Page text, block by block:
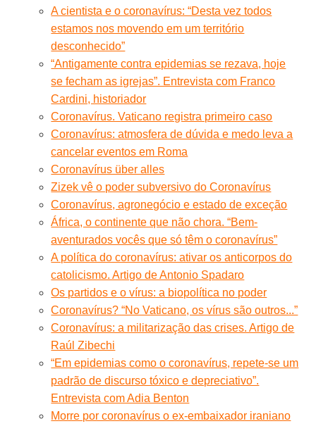
A cientista e o coronavírus: “Desta vez todos
estamos nos movendo em um território
desconhecido”
“Antigamente contra epidemias se rezava, hoje
se fecham as igrejas”. Entrevista com Franco
Cardini, historiador
Coronavírus. Vaticano registra primeiro caso
Coronavírus: atmosfera de dúvida e medo leva a
cancelar eventos em Roma
Coronavírus über alles
Zizek vê o poder subversivo do Coronavírus
Coronavírus, agronegócio e estado de exceção
África, o continente que não chora. “Bem-
aventurados vocês que só têm o coronavírus”
A política do coronavírus: ativar os anticorpos do
catolicismo. Artigo de Antonio Spadaro
Os partidos e o vírus: a biopolítica no poder
Coronavírus? “No Vaticano, os vírus são outros...”
Coronavírus: a militarização das crises. Artigo de
Raúl Zibechi
“Em epidemias como o coronavírus, repete-se um
padrão de discurso tóxico e depreciativo”.
Entrevista com Adia Benton
Morre por coronavírus o ex-embaixador iraniano